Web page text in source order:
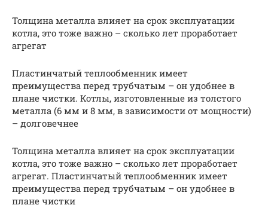
Толщина металла влияет на срок эксплуатации
котла, это тоже важно – сколько лет проработает
агрегат
Пластинчатый теплообменник имеет
преимущества перед трубчатым – он удобнее в
плане чистки. Котлы, изготовленные из толстого
металла (6 мм и 8 мм, в зависимости от мощности)
– долговечнее
Толщина металла влияет на срок эксплуатации
котла, это тоже важно – сколько лет проработает
агрегат. Пластинчатый теплообменник имеет
преимущества перед трубчатым – он удобнее в
плане чистки